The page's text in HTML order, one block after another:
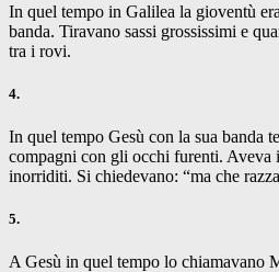
In quel tempo in Galilea la gioventù
banda. Tiravano sassi grossissimi e
tra i rovi.
4.
In quel tempo Gesù con la sua banda
compagni con gli occhi furenti. Aveva
inorriditi. Si chiedevano: “ma che
5.
A Gesù in quel tempo lo chiamavano